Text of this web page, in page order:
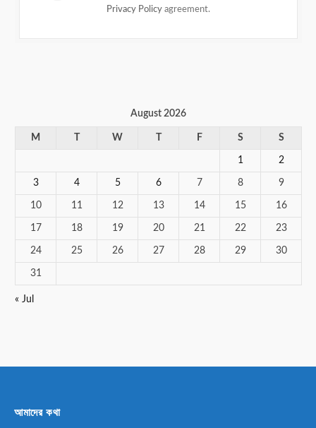
Privacy Policy agreement.
August 2026
M T W T F S S
1 2
3 4 5 6 7 8 9
10 11 12 13 14 15 16
17 18 19 20 21 22 23
24 25 26 27 28 29 30
31
« Jul
আমাদের কথা